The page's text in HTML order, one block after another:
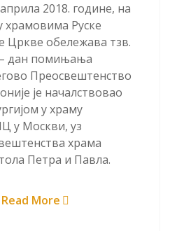
2018. године, на
храмовима Руске
Цркве обележава тзв.
дан помињања
Преосвештенство
је началствовао
у храму
у Москви, уз
храма
Петра и Павла.
Read More